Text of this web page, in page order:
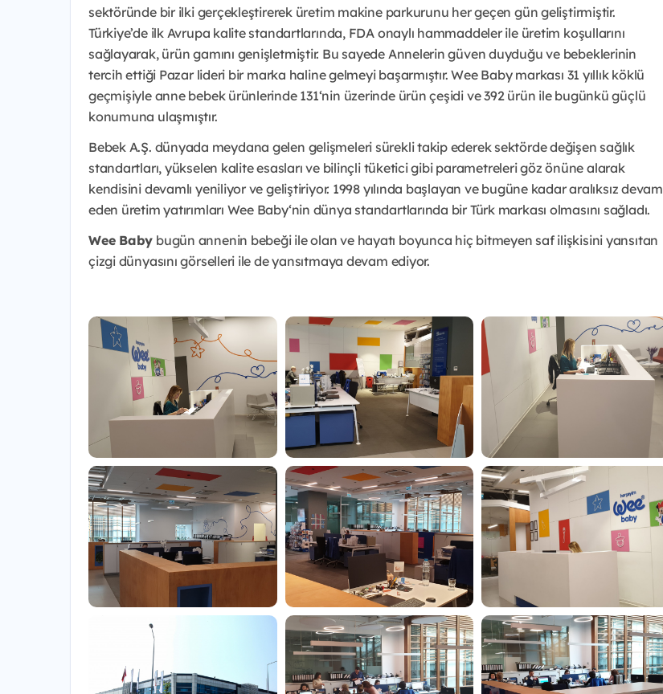
sektöründe bir ilki gerçekleştirerek üretim makine parkurunu her geçen gün geliştirmiştir.
Türkiye’de ilk Avrupa kalite standartlarında, FDA onaylı hammaddeler ile üretim koşullarını
sağlayarak, ürün gamını genişletmiştir. Bu sayede Annelerin güven duyduğu ve bebeklerinin
tercih ettiği Pazar lideri bir marka haline gelmeyi başarmıştır. Wee Baby markası 31 yıllık köklü
geçmişiyle anne bebek ürünlerinde 131‘nin üzerinde ürün çeşidi ve 392 ürün ile bugünkü güçlü
konumuna ulaşmıştır.
Bebek A.Ş. dünyada meydana gelen gelişmeleri sürekli takip ederek sektörde değişen sağlık
standartları, yükselen kalite esasları ve bilinçli tüketici gibi parametreleri göz önüne alarak
kendisini devamlı yeniliyor ve geliştiriyor. 1998 yılında başlayan ve bugüne kadar aralıksız devam
eden üretim yatırımları Wee Baby‘nin dünya standartlarında bir Türk markası olmasını sağladı.
Wee Baby bugün annenin bebeği ile olan ve hayatı boyunca hiç bitmeyen saf ilişkisini yansıtan
çizgi dünyasını görselleri ile de yansıtmaya devam ediyor.